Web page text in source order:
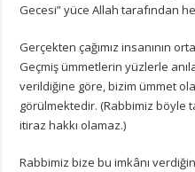
Gecesi” yüce Allah tarafından
Gerçekten çağımız insanının
Geçmiş ümmetlerin yüzlerle
verildiğine göre, bizim ümmet
görülmektedir. (Rabbimiz böyle
itiraz hakkı olamaz.)
Rabbimiz bize bu imkânı